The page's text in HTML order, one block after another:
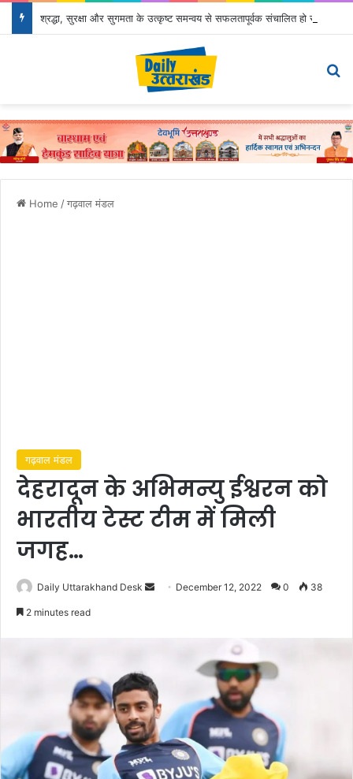
Home /गढ़वाल मंडल
गढ़वाल मंडल
देहरादून के अभिमन्यु ईश्वरन को
भारतीय टेस्ट टीम में मिली
जगह…
Daily Uttarakhand Desk
Send December 12, 2022 0 38
2 minutes read